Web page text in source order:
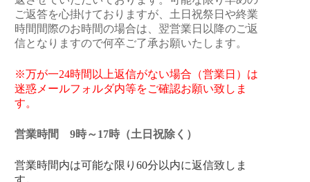
ご返答を心掛けておりますが、土日祝祭日や終業
時間間際のお時間の場合は、翌営業日以降のご返
信となりますので何卒ご了承お願いたします。
※万が一24時間以上返信がない場合（営業日）は
迷惑メールフォルダ内等をご確認お願い致しま
す。
営業時間 9時～17時（土日祝除く）
営業時間内は可能な限り60分以内に返信致しま
す。